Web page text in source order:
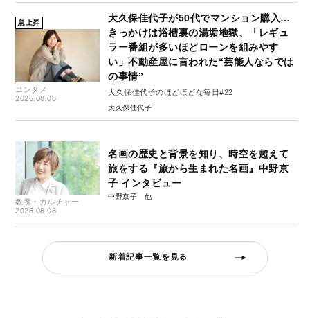
急上昇
エンタメ
2026.08.08
大久保佳代子が50代でマンション購入…
きっかけは浴槽裏の湯垢地獄、「レギュ
ラー番組が多いほどローンを組みやす
い」不動産屋に言われた“芸能人ならでは
の事情”
大久保佳代子のほどほどな毎日#22
大久保佳代子
教養・カルチャー
2026.08.08
名画の歴史と背景を知り、時空を超えて
旅をする『旅から生まれた名画』中野京
子 インタビュー
中野京子
新着記事一覧を見る